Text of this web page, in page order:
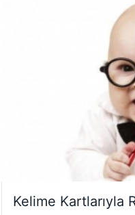
Kelime Kartlarıyla